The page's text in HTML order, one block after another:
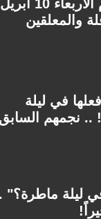
جدول مباريات اليوم الأربعاء 10 أبريل
في ليلة
نجمهم السابق
ليلة ماطرة؟"